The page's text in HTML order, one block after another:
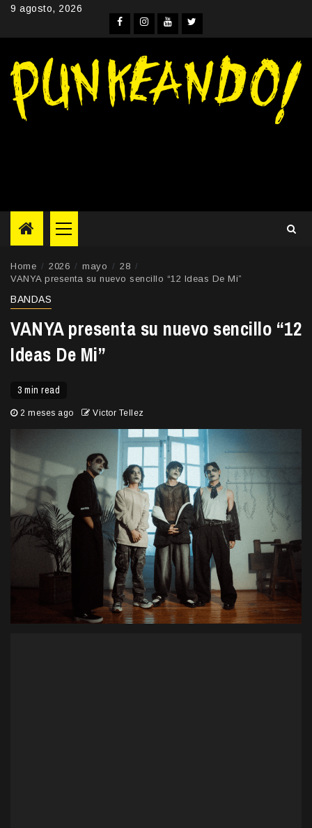
Skip9 agosto, 2026
Facebook
Instagram
YouTube
Twitter
Primary
Menu
Home 2026 mayo
28
VANYA presenta su nuevo sencillo “12 Ideas De Mi”
BANDAS
VANYA presenta su nuevo sencillo “12
Ideas De Mi”
3 min read
2 meses ago Victor Tellez